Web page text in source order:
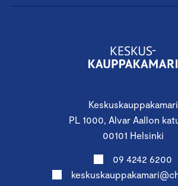
Keskuskauppakamari
PL 1000, Alvar Aallon
00101 Helsinki
09 4242 6200